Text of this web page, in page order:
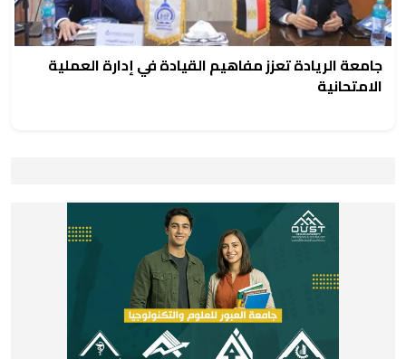
جامعة الريادة تعزز مفاهيم القيادة في إدارة العملية
الامتحانية